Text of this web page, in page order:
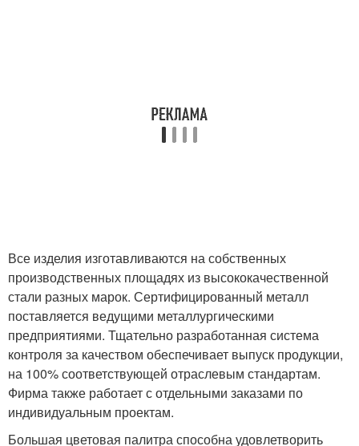
Все изделия изготавливаются на собственных
производственных площадях из высококачественной
стали разных марок. Сертифицированный металл
поставляется ведущими металлургическими
предприятиями. Тщательно разработанная система
контроля за качеством обеспечивает выпуск продукции,
на 100% соответствующей отраслевым стандартам.
Фирма также работает с отдельными заказами по
индивидуальным проектам.
Большая цветовая палитра способна удовлетворить